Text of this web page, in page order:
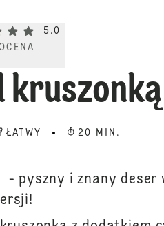
Current rating 5.0. Click to rate.
5.0
kruszonką
ŁATWY 20 MIN.
pyszny i znany deser